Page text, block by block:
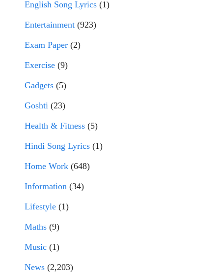
English Song Lyrics (1)
Entertainment (923)
Exam Paper (2)
Exercise (9)
Gadgets (5)
Goshti (23)
Health & Fitness (5)
Hindi Song Lyrics (1)
Home Work (648)
Information (34)
Lifestyle (1)
Maths (9)
Music (1)
News (2,203)